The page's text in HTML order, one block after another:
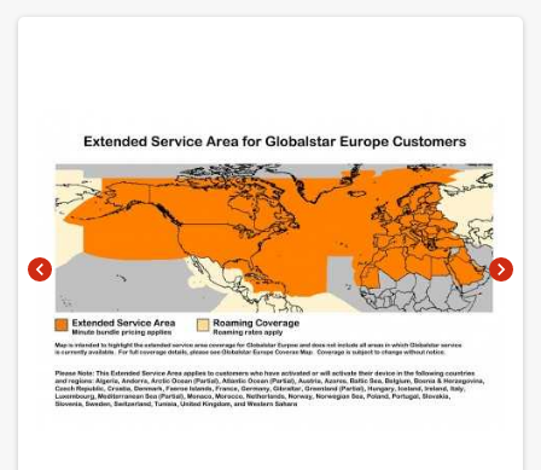
chevron_left chevron_right